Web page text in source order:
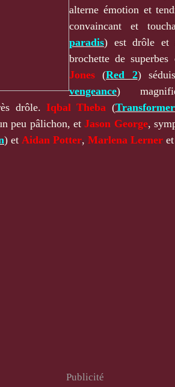
alterne émotion et
convaincant et
paradis) est drôle et
brochette de superbes
Jones
(Red 2)
vengeance)
drôle. Iqbal Theba (
peu pâlichon, etJason George,
) et Aidan Potter, Marlena Lerner et
Publicité